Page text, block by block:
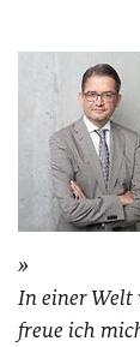
In einer Welt
freue ich